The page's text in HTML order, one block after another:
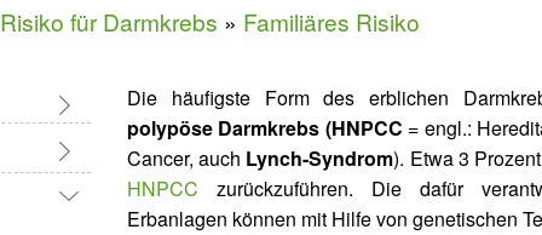
Risiko für Darmkrebs Familiäres Risiko
Die häufigste Form des erblichen
polypöse Darmkrebs (HNPCC = engl.:
Cancer, auch Lynch-Syndrom). Etwa 3
HNPCC zurückzuführen. Die dafür
Erbanlagen können mit Hilfe von genetischen